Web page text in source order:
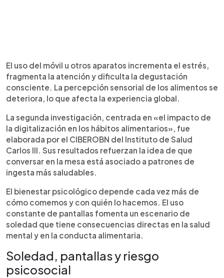
El uso del móvil u otros aparatos incrementa el estrés,
fragmenta la atención y dificulta la degustación
consciente. La percepción sensorial de los alimentos se
deteriora, lo que afecta la experiencia global.
La segunda investigación, centrada en «el impacto de
la digitalización en los hábitos alimentarios», fue
elaborada por el CIBEROBN del Instituto de Salud
Carlos III. Sus resultados refuerzan la idea de que
conversar en la mesa está asociado a patrones de
ingesta más saludables.
El bienestar psicológico depende cada vez más de
cómo comemos y con quién lo hacemos. El uso
constante de pantallas fomenta un escenario de
soledad que tiene consecuencias directas en la salud
mental y en la conducta alimentaria.
Soledad, pantallas y riesgo
psicosocial